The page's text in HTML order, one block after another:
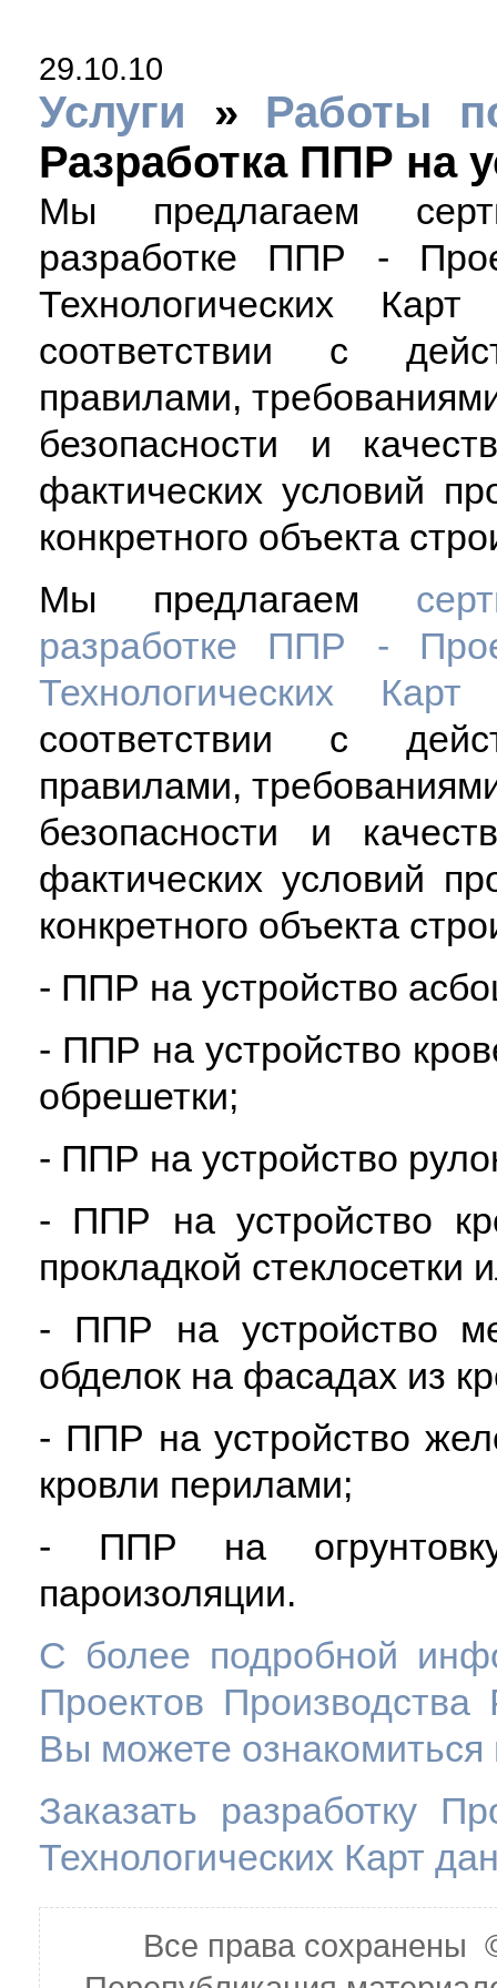
29.10.10
Услуги » Работы
Разработка ППР на
Мы предлагаем
разработке ППР -
Технологических
соответствии с
правилами,
безопасности и
фактических условий
конкретного объекта
Мы предлагаем
разработке ППР -
Технологических
соответствии с
правилами,
безопасности и
фактических условий
конкретного объекта
- ППР на устройство
- ППР на устройство
обрешетки;
- ППР на устройство
- ППР на устройство
прокладкой стеклосетки
- ППР на устройство
обделок на фасадах из
- ППР на устройство
кровли перилами;
- ППР на
пароизоляции.
С более подробной
Проектов Производства
Вы можете ознакомиться
Заказать разработку
Технологических Карт
Все права